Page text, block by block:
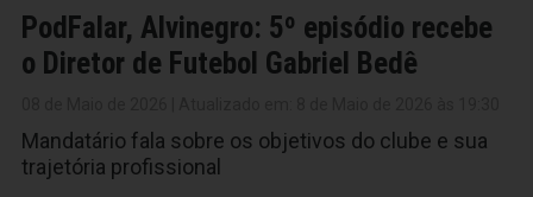
PodFalar, Alvinegro: 5º episódio recebe
o Diretor de Futebol Gabriel Bedê
Mandatário fala sobre os objetivos do clube e sua
trajetória profissional